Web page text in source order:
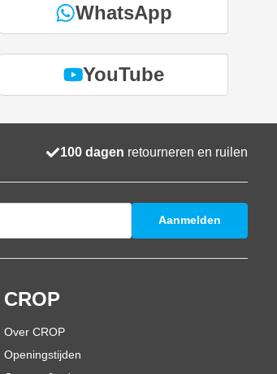
WhatsApp
YouTube
100 dagen retourneren en ruilen
Aanmelden
CROP
Over CROP
Openingstijden